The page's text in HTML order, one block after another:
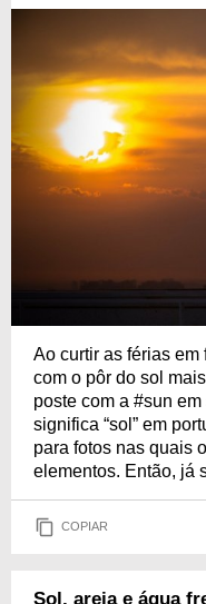
Ao curtir as férias
com o pôr do sol
poste com a #sun
significa “sol” em
para fotos nas quais
elementos. Então, já
COPIAR
Sol, areia e água